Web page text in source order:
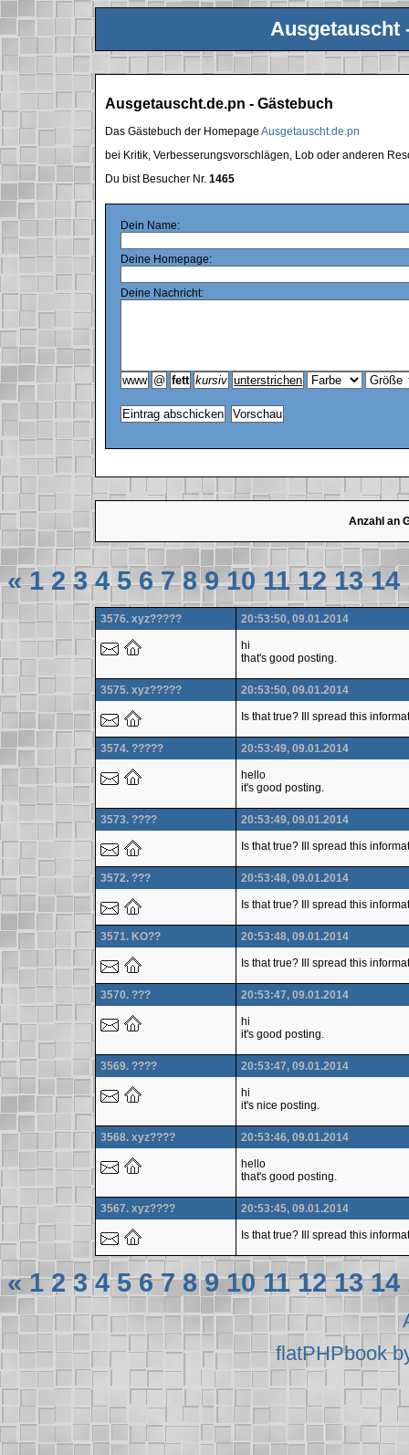
Ausgetauscht
Ausgetauscht.de.pn - Gästebuch
Das Gästebuch der HomepageAusgetauscht.de.pn
bei Kritik, Verbesserungsvorschlägen, Lob oder anderen
Du bist Besucher Nr.1465
Dein Name:
Deine Homepage:
Deine Nachricht:
Anzahl an
« 1 2 3 4 5 6 7 8 9 10 11 12 13 14
3576. xyz????? 20:53:50, 09.01.2014
hi
that's good posting.
3575. xyz????? 20:53:50, 09.01.2014
Is that true? Ill spread this
3574. ????? 20:53:49, 09.01.2014
hello
it's good posting.
3573. ???? 20:53:49, 09.01.2014
Is that true? Ill spread this
3572. ??? 20:53:48, 09.01.2014
Is that true? Ill spread this
3571. KO?? 20:53:48, 09.01.2014
Is that true? Ill spread this
3570. ??? 20:53:47, 09.01.2014
hi
it's good posting.
3569. ???? 20:53:47, 09.01.2014
hi
it's nice posting.
3568. xyz???? 20:53:46, 09.01.2014
hello
that's good posting.
3567. xyz???? 20:53:45, 09.01.2014
Is that true? Ill spread this
« 1 2 3 4 5 6 7 8 9 10 11 12 13 14
flatPHPbook